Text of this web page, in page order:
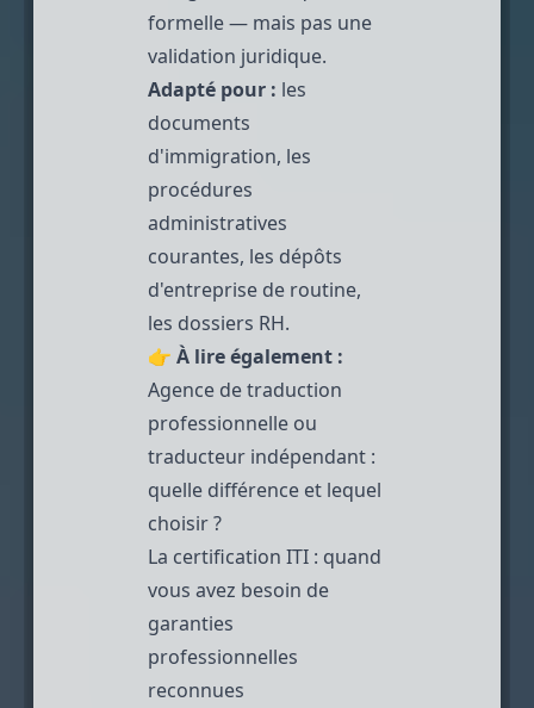
formelle — mais pas une
validation juridique.
Adapté pour : les
documents
d'immigration, les
procédures
administratives
courantes, les dépôts
d'entreprise de routine,
les dossiers RH.
👉 À lire également :
Agence de traduction
professionnelle ou
traducteur indépendant :
quelle différence et lequel
choisir ?
La certification ITI : quand
vous avez besoin de
garanties
professionnelles
reconnues